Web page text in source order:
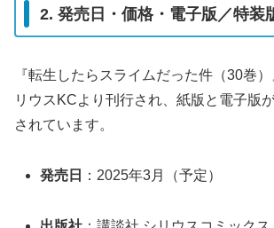
2. 発売日・価格・電子版／特装
『転生したらスライムだった件（30巻
リウスKCより刊行され、紙版と電子版
されています。
発売日 ：2025年3月（予定）